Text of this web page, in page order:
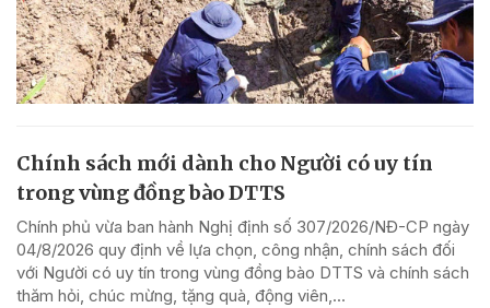
Chính sách mới dành cho Người có uy tín
trong vùng đồng bào DTTS
Chính phủ vừa ban hành Nghị định số 307/2026/NĐ-CP ngày
04/8/2026 quy định về lựa chọn, công nhận, chính sách đối
với Người có uy tín trong vùng đồng bào DTTS và chính sách
thăm hỏi, chúc mừng, tặng quà, động viên,...